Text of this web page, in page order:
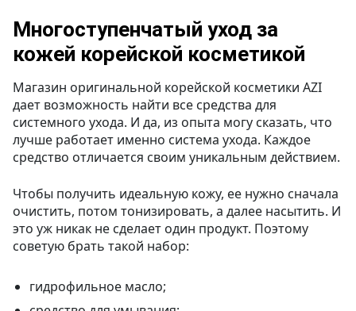
Многоступенчатый уход за
кожей корейской косметикой
Магазин оригинальной корейской косметики AZI
дает возможность найти все средства для
системного ухода. И да, из опыта могу сказать, что
лучше работает именно система ухода. Каждое
средство отличается своим уникальным действием.
Чтобы получить идеальную кожу, ее нужно сначала
очистить, потом тонизировать, а далее насытить. И
это уж никак не сделает один продукт. Поэтому
советую брать такой набор:
гидрофильное масло;